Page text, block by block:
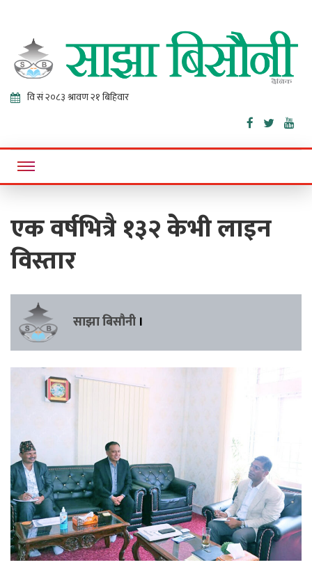
Sajha
Bisaunee
Online News Portal
एक वर्षभित्रै १३२ केभी लाइन
विस्तार
साझा बिसौनी ।